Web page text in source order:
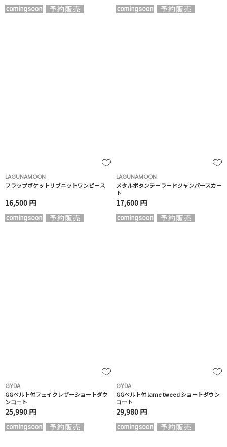
LAGUNAMOON
フラップポケットリブニットワンピース
16,500 円
LAGUNAMOON
メタルボタンテーラードジャンパースカー
ト
17,600 円
GYDA
GGベルト付フェイクレザーショートダウ
ンコート
25,990 円
GYDA
GGベルト付 lame tweed ショートダウン
コート
29,980 円